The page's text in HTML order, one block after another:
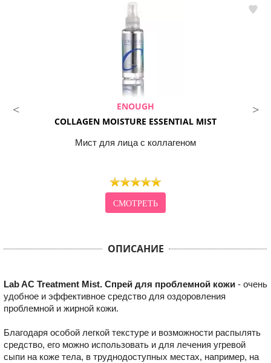
ENOUGH
COLLAGEN MOISTURE ESSENTIAL MIST
Мист для лица с коллагеном
СМОТРЕТЬ
ОПИСАНИЕ
Lab AC Treatment Mist. Спрей для проблемной кожи - очень
удобное и эффективное средство для оздоровления
проблемной и жирной кожи.
Благодаря особой легкой текстуре и возможности распылять
средство, его можно использовать и для лечения угревой
сыпи на коже тела, в труднодоступных местах, например, на